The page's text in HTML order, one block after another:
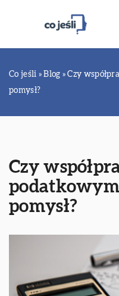
Co jeśli »Blog »Czy
pomysł?
Czy
pomysł?